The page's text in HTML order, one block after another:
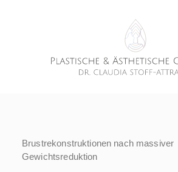
Brustrekonstruktionen nach massiver
Gewichtsreduktion